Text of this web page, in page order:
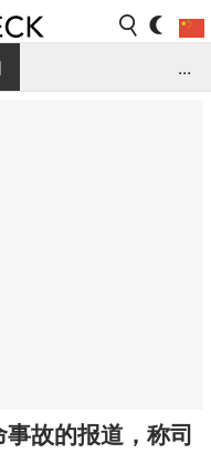
...
故的报道，称司